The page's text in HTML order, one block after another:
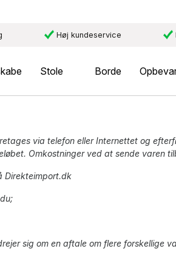
Høj kundeservice
Stole Borde
via telefon eller Internettet og
Omkostninger ved at sende varen
Direkteimport.dk
sig om en aftale om flere forskellige